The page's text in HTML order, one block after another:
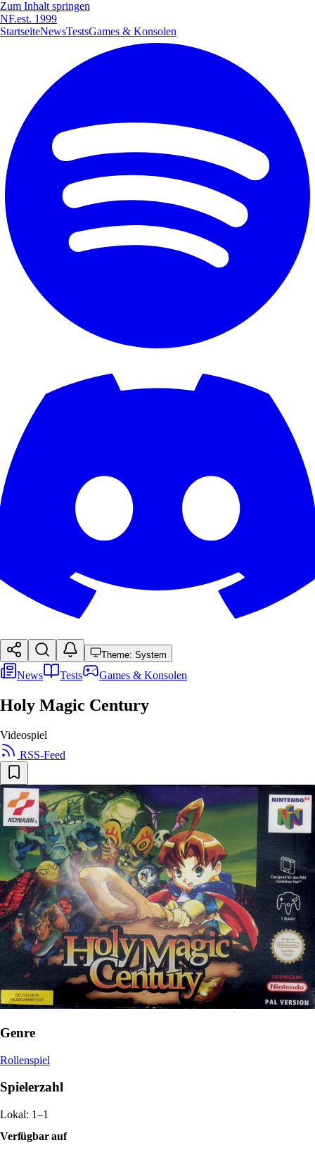
Zum Inhalt springen
NF.est. 1999
StartseiteNewsTestsGames & Konsolen
Theme: System
News Tests Games & Konsolen
Holy Magic Century
Videospiel
RSS-Feed
Genre
Rollenspiel
Spielerzahl
Lokal: 1–1
Verfügbar auf